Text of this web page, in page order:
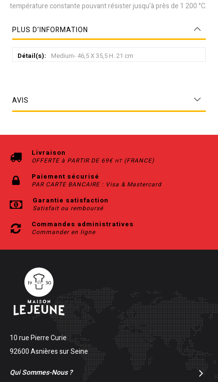
température constante pouvant résister jusqu’à près de 1 200 °C.
PLUS D’INFORMATION
d’information
Medium- 46,5 X 35,5 H. 21 cm
AVIS
Livraison
OFFERTE à PARTIR DE 69€ HT(FRANCE)
Paiement sécurisé
PAR CARTE BANCAIRE : Visa & Mastercard
Garantie satisfaction
Satisfait ou remboursé
Commandes administratives
Commander en ligne
10 rue Pierre Curie
92600 Asnières sur Seine
Qui Sommes-Nous ?